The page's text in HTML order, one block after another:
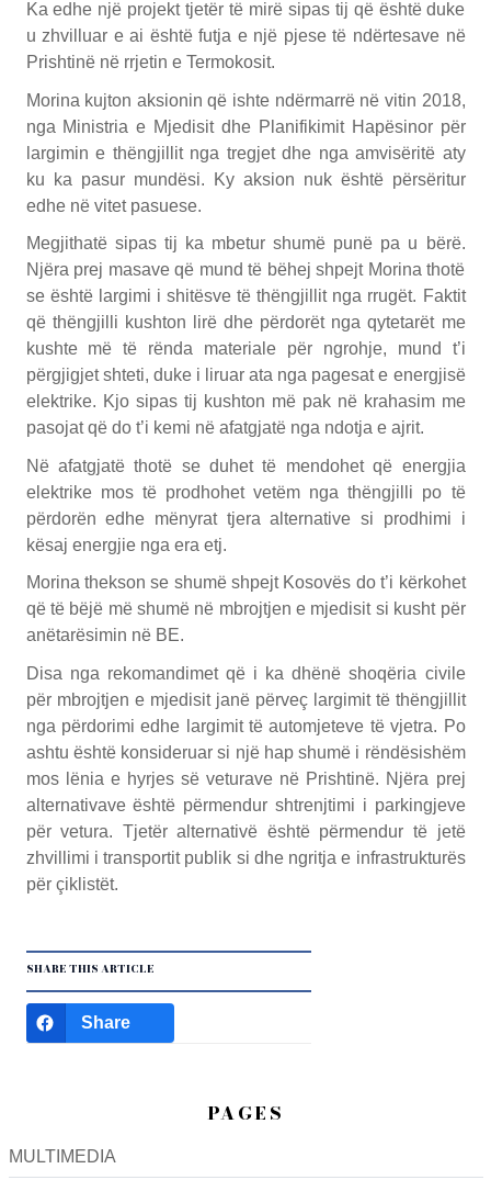
Ka edhe një projekt tjetër të mirë sipas tij që është duke
u zhvilluar e ai është futja e një pjese të ndërtesave në
Prishtinë në rrjetin e Termokosit.
Morina kujton aksionin që ishte ndërmarrë në vitin 2018,
nga Ministria e Mjedisit dhe Planifikimit Hapësinor për
largimin e thëngjillit nga tregjet dhe nga amvisëritë aty
ku ka pasur mundësi. Ky aksion nuk është përsëritur
edhe në vitet pasuese.
Megjithatë sipas tij ka mbetur shumë punë pa u bërë.
Njëra prej masave që mund të bëhej shpejt Morina thotë
se është largimi i shitësve të thëngjillit nga rrugët. Faktit
që thëngjilli kushton lirë dhe përdorët nga qytetarët me
kushte më të rënda materiale për ngrohje, mund t’i
përgjigjet shteti, duke i liruar ata nga pagesat e energjisë
elektrike. Kjo sipas tij kushton më pak në krahasim me
pasojat që do t’i kemi në afatgjatë nga ndotja e ajrit.
Në afatgjatë thotë se duhet të mendohet që energjia
elektrike mos të prodhohet vetëm nga thëngjilli po të
përdorën edhe mënyrat tjera alternative si prodhimi i
kësaj energjie nga era etj.
Morina thekson se shumë shpejt Kosovës do t’i kërkohet
që të bëjë më shumë në mbrojtjen e mjedisit si kusht për
anëtarësimin në BE.
Disa nga rekomandimet që i ka dhënë shoqëria civile
për mbrojtjen e mjedisit janë përveç largimit të thëngjillit
nga përdorimi edhe largimit të automjeteve të vjetra. Po
ashtu është konsideruar si një hap shumë i rëndësishëm
mos lënia e hyrjes së veturave në Prishtinë. Njëra prej
alternativave është përmendur shtrenjtimi i parkingjeve
për vetura. Tjetër alternativë është përmendur të jetë
zhvillimi i transportit publik si dhe ngritja e infrastrukturës
për çiklistët.
SHARE THIS ARTICLE
Share
PAGES
MULTIMEDIA